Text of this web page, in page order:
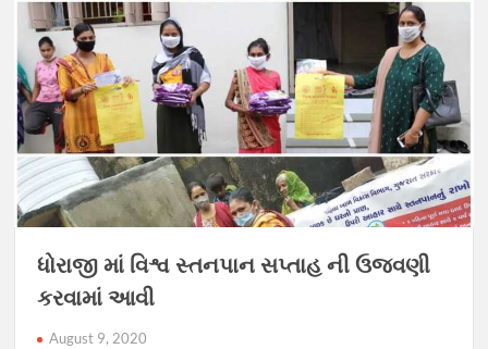
ધોરાજી માં વિશ્વ સ્તનપાન સપ્તાહ ની ઉજવણી
કરવામાં આવી
August 9, 2020